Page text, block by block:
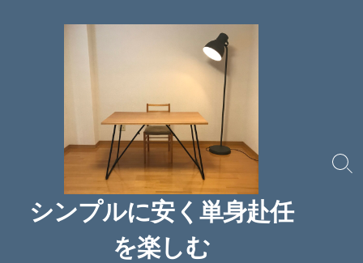
シンプルに安く単身赴任
を楽しむ
検